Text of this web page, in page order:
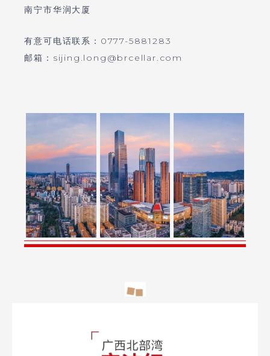
南宁市华润大厦
有意可电话联系：0777-5881283
邮箱：sijing.long@brcellar.com